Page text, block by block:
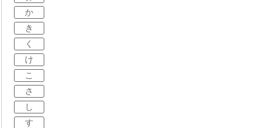
か
き
く
け
こ
さ
し
す